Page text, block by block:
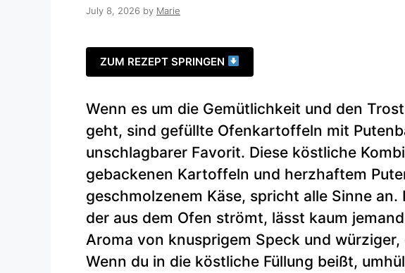
July 8, 2026 by Marie
ZUM REZEPT SPRINGEN
Wenn es um die Gemütlichkeit und den
geht, sind gefüllte Ofenkartoffeln mit
unschlagbarer Favorit. Diese köstliche
gebackenen Kartoffeln und herzhaftem
geschmolzenem Käse, spricht alle Sinne
der aus dem Ofen strömt, lässt kaum
Aroma von knusprigem Speck und
Wenn du in die köstliche Füllung beißt,